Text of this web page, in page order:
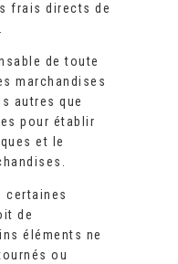
frais directs de
de toute
marchandises
autres que
pour établir
et le
certaines
de
éléments ne
ou